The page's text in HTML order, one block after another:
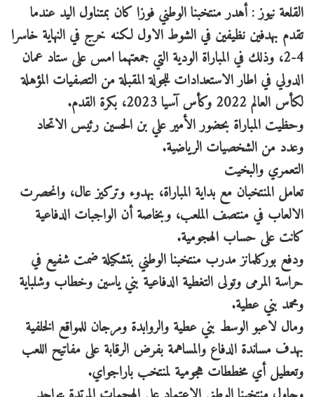
القلعة نيوز : أهدر منتخبنا الوطني فوزا كان بمتناول اليد عندما
تقدم بهدفين نظيفين في الشوط الاول لكنه خرج في النهاية خاسرا
4-2، وذلك في المباراة الودية التي جمعتهما امس على ستاد عمان
الدولي في اطار الاستعدادات للجولة المقبلة من التصفيات المؤهلة
لكأس العالم 2022 وكأس آسيا 2023، بكرة القدم.
وحظيت المباراة بحضور الأمير علي بن الحسين رئيس الاتحاد
وعدد من الشخصيات الرياضية.
التعمري والبخيت
تعامل المنتخبان مع بداية المباراة، بهدوء وتركيز عال، وانحصرت
الالعاب في منتصف الملعب، وبخاصة أن الواجبات الدفاعية
كانت على حساب الهجومية.
ودفع بوركلمانز مدرب منتخبنا الوطني بتشكيلة ضمت شفيع في
حراسة المرمى وتولى التغطية الدفاعية بني ياسين وخطاب وشلباية
ومحمد بني عطية.
ومال لاعبو الوسط بني عطية والروابدة ومرجان للمواقع الخلفية
بهدف مساندة الدفاع والمساهمة بفرض الرقابة على مفاتيح اللعب
وتعطيل أي مخططات هجومية لمنتخب باراجواي.